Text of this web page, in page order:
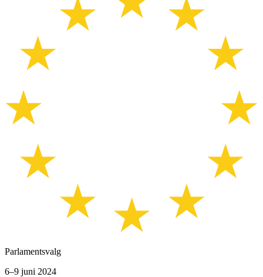
Parlamentsvalg
6–9 juni 2024